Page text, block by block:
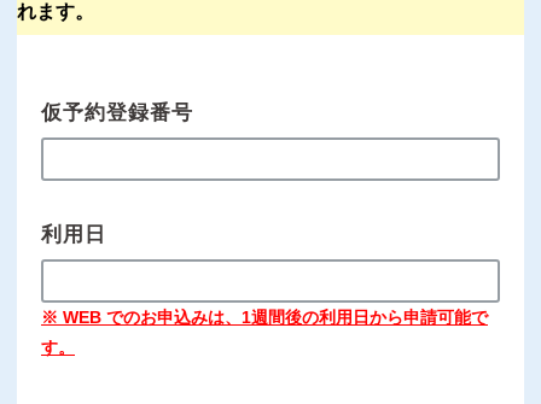
れます。
仮予約登録番号
利用日
※ WEB でのお申込みは、1週間後の利用日から申請可能で
す。